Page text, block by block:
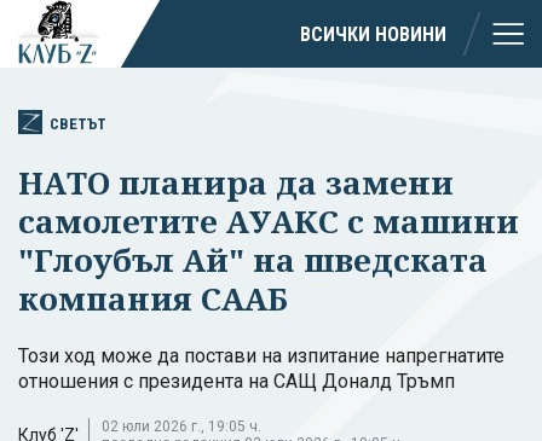
ВСИЧКИ НОВИНИ
СВЕТЪТ
НАТО планира да замени
самолетите АУАКС с машини
"Глоубъл Ай" на шведската
компания СААБ
Този ход може да постави на изпитание напрегнатите
отношения с президента на САЩ Доналд Тръмп
Клуб 'Z'
02 юли 2026 г., 19:05 ч.